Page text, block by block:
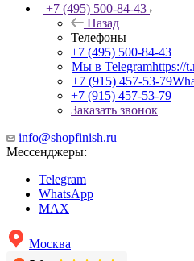
+7 (495) 500-84-43
Назад
Телефоны
+7 (495) 500-84-43
Мы в Telegramhttps://
+7 (915) 457-53-79
+7 (915) 457-53-79
Заказать звонок
info@shopfinish.ru
Мессенджеры:
Telegram
WhatsApp
MAX
Москва